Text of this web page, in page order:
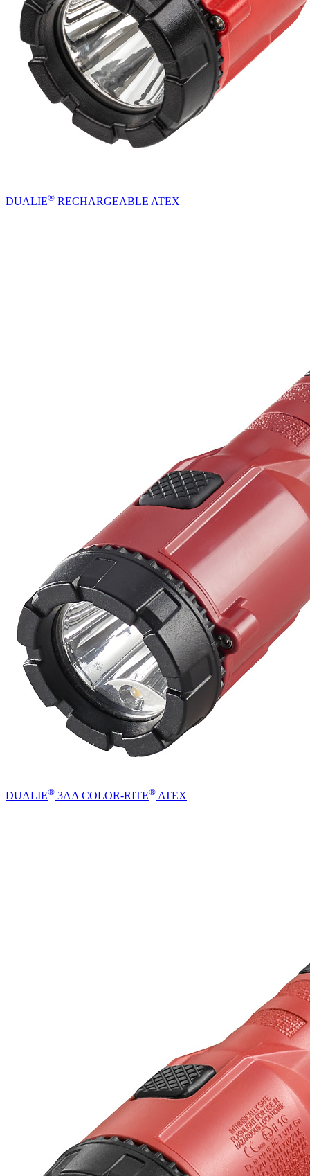
DUALIE® RECHARGEABLE ATEX
DUALIE® 3AA COLOR-RITE® ATEX